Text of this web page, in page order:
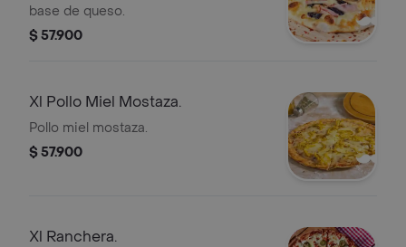
base de queso.
$ 57.900
Xl Pollo Miel Mostaza.
Pollo miel mostaza.
$ 57.900
Xl Ranchera.